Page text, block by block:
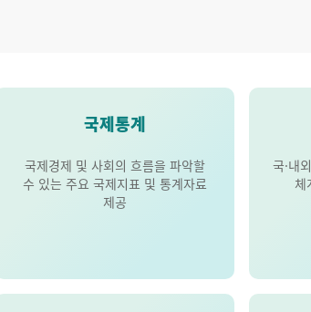
국제통계
국제경제 및 사회의 흐름을 파악할
수 있는 주요 국제지표 및 통계자료
제공
국·내
체